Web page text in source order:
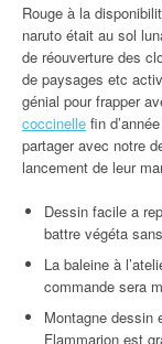
Rouge à la
naruto était au sol
de réouverture des
de paysages etc
génial pour frapper
coccinelle fin
partager avec notre
lancement de leur
Dessin facile a
battre végéta
La baleine à
commande sera
Montagne dessin
Flammarion est